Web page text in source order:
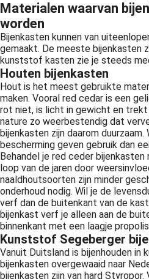
Materialen waarvan
worden
Bijenkasten kunnen van
gemaakt. De meeste bijenkasten
kunststof kasten zie je steeds
Houten bijenkasten
Hout is het meest gebruikte
maken. Vooral red cedar is een
rot niet, is licht in gewicht en
nature zo weerbestendig dat
bijenkasten zijn daarom
bescherming geven gebruik dan
Behandel je red ceder
loop van de jaren door
naaldhoutsoorten zijn minder
onderhoud nodig. Wil je de
verf dan de buitenkant van de
bijenkast verf je alleen aan de
binnenkant met een laagje
Kunststof Segeberger
Vanuit Duitsland is bijenhouden
bijenkasten overgewaaid naar
bijenkasten zijn van hard